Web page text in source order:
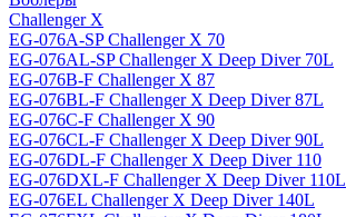
Challenger X
EG-076A-SP Challenger X 70
EG-076AL-SP Challenger X Deep Diver 70L
EG-076B-F Challenger X 87
EG-076BL-F Challenger X Deep Diver 87L
EG-076C-F Challenger X 90
EG-076CL-F Challenger X Deep Diver 90L
EG-076DL-F Challenger X Deep Diver 110
EG-076DXL-F Challenger X Deep Diver 110L
EG-076EL Challenger X Deep Diver 140L